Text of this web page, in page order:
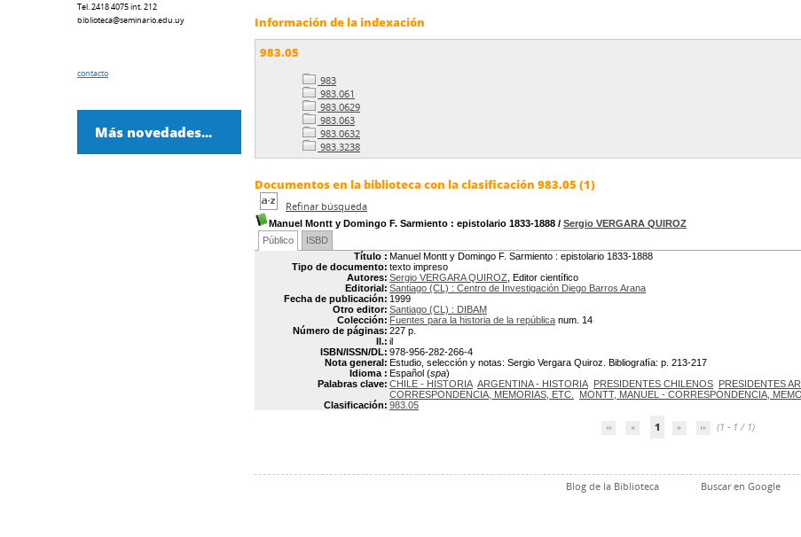
Información de la indexación
983.05
983
983.061
983.0629
983.063
983.0632
983.3238
Documentos en la biblioteca con la clasificación 983.05 (1)
Refinar búsqueda
Manuel Montt y Domingo F. Sarmiento : epistolario 1833-1888 / Sergio VERGARA QUIROZ
Público
ISBD
Título : Manuel Montt y Domingo F. Sarmiento : epistolario 1833-1888
Tipo de documento: texto impreso
Autores: Sergio VERGARA QUIROZ , Editor científico
Editorial: Santiago (CL) : Centro de Investigación Diego Barros Arana
Fecha de publicación: 1999
Otro editor: Santiago (CL) : DIBAM
Colección: Fuentes para la historia de la república num. 14
Número de páginas: 227 p.
Il.: il
ISBN/ISSN/DL: 978-956-282-266-4
Nota general: Estudio, selección y notas: Sergio Vergara Quiroz. Bibliografía: p. 213-217
Idioma : Español (spa)
Palabras clave: CHILE - HISTORIA ARGENTINA - HISTORIA PRESIDENTES CHILENOS PRESIDENTES
CORRESPONDENCIA, MEMORIAS, ETC.
MONTT, MANUEL - CORRESPONDENCIA,
Clasificación: 983.05
1 (1 - 1 / 1)
Blog de la Biblioteca Buscar en Google
Tel. 2418 4075 int. 212
biblioteca@seminario.edu.uy
contacto
Más novedades...